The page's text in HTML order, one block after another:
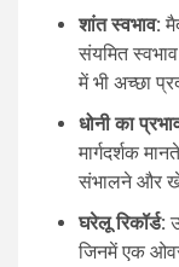
शांत स्वभाव:
संयमित
में भी अच्छा
धोनी का
मार्गदर्शक
संभालने और
घरेलू रिकॉर्ड:
जिनमें एक